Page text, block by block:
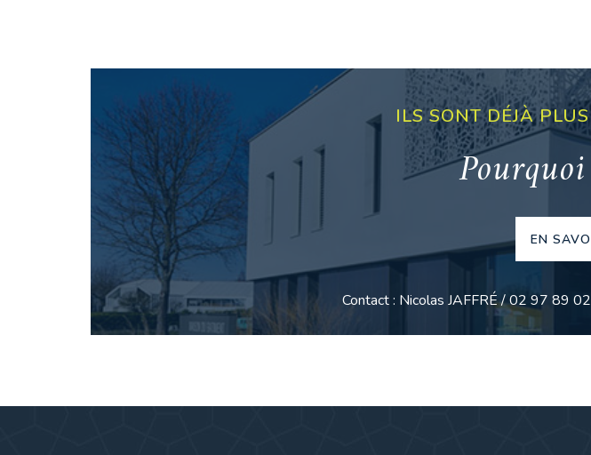
ILS SONT DÉJÀ
Pourquoi
EN
Contact : Nicolas JAFFRÉ / 02 97 89